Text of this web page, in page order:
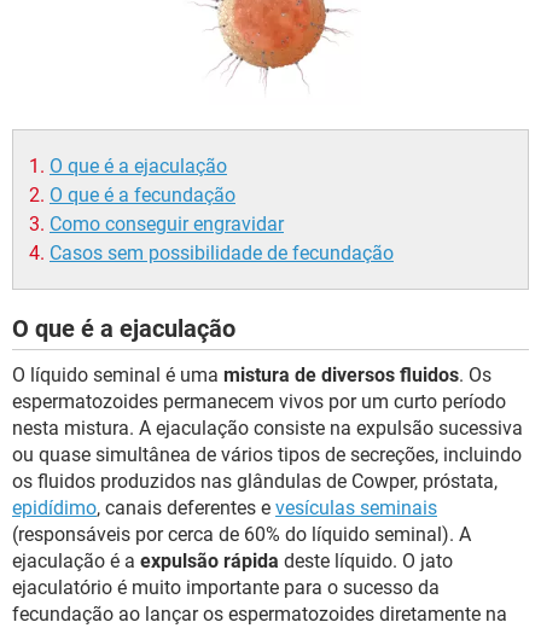
O que é a ejaculação
O que é a fecundação
Como conseguir engravidar
Casos sem possibilidade de fecundação
O que é a ejaculação
O líquido seminal é uma mistura de diversos fluidos. Os
espermatozoides permanecem vivos por um curto período
nesta mistura. A ejaculação consiste na expulsão sucessiva
ou quase simultânea de vários tipos de secreções, incluindo
os fluidos produzidos nas glândulas de Cowper, próstata,
epidídimo, canais deferentes e vesículas seminais
(responsáveis por cerca de 60% do líquido seminal). A
ejaculação é a expulsão rápida deste líquido. O jato
ejaculatório é muito importante para o sucesso da
fecundação ao lançar os espermatozoides diretamente na